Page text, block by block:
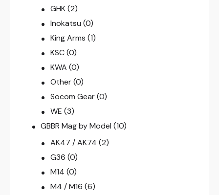
GHK (2)
Inokatsu (0)
King Arms (1)
KSC (0)
KWA (0)
Other (0)
Socom Gear (0)
WE (3)
GBBR Mag by Model (10)
AK47 / AK74 (2)
G36 (0)
M14 (0)
M4 / M16 (6)